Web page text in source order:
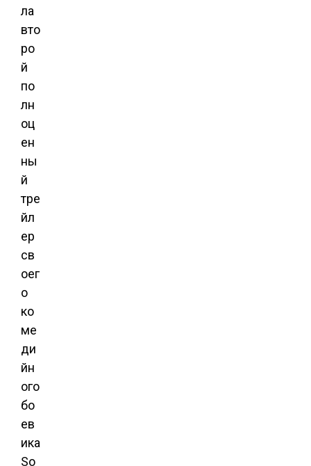
ла
вто
ро
й
по
лн
оц
ен
ны
й
тре
йл
ер
св
оег
о
ко
ме
ди
йн
ого
бо
ев
ика
So